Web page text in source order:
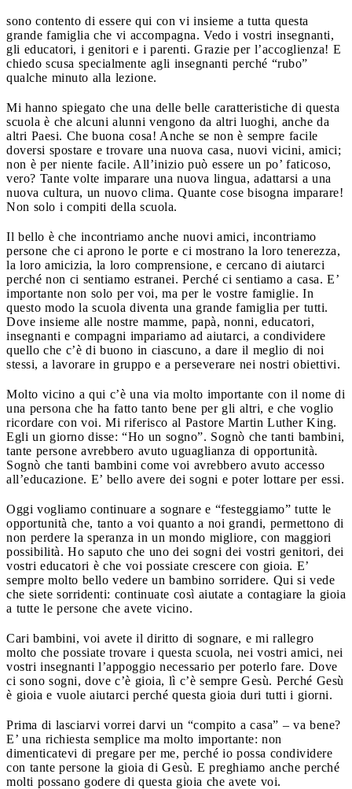
sono contento di essere qui con vi insieme a tutta questa
grande famiglia che vi accompagna. Vedo i vostri insegnanti,
gli educatori, i genitori e i parenti. Grazie per l’accoglienza! E
chiedo scusa specialmente agli insegnanti perché “rubo”
qualche minuto alla lezione.
Mi hanno spiegato che una delle belle caratteristiche di questa
scuola è che alcuni alunni vengono da altri luoghi, anche da
altri Paesi. Che buona cosa! Anche se non è sempre facile
doversi spostare e trovare una nuova casa, nuovi vicini, amici;
non è per niente facile. All’inizio può essere un po’ faticoso,
vero? Tante volte imparare una nuova lingua, adattarsi a una
nuova cultura, un nuovo clima. Quante cose bisogna imparare!
Non solo i compiti della scuola.
Il bello è che incontriamo anche nuovi amici, incontriamo
persone che ci aprono le porte e ci mostrano la loro tenerezza,
la loro amicizia, la loro comprensione, e cercano di aiutarci
perché non ci sentiamo estranei. Perché ci sentiamo a casa. E’
importante non solo per voi, ma per le vostre famiglie. In
questo modo la scuola diventa una grande famiglia per tutti.
Dove insieme alle nostre mamme, papà, nonni, educatori,
insegnanti e compagni impariamo ad aiutarci, a condividere
quello che c’è di buono in ciascuno, a dare il meglio di noi
stessi, a lavorare in gruppo e a perseverare nei nostri obiettivi.
Molto vicino a qui c’è una via molto importante con il nome di
una persona che ha fatto tanto bene per gli altri, e che voglio
ricordare con voi. Mi riferisco al Pastore Martin Luther King.
Egli un giorno disse: “Ho un sogno”. Sognò che tanti bambini,
tante persone avrebbero avuto uguaglianza di opportunità.
Sognò che tanti bambini come voi avrebbero avuto accesso
all’educazione. E’ bello avere dei sogni e poter lottare per essi.
Oggi vogliamo continuare a sognare e “festeggiamo” tutte le
opportunità che, tanto a voi quanto a noi grandi, permettono di
non perdere la speranza in un mondo migliore, con maggiori
possibilità. Ho saputo che uno dei sogni dei vostri genitori, dei
vostri educatori è che voi possiate crescere con gioia. E’
sempre molto bello vedere un bambino sorridere. Qui si vede
che siete sorridenti: continuate così aiutate a contagiare la gioia
a tutte le persone che avete vicino.
Cari bambini, voi avete il diritto di sognare, e mi rallegro
molto che possiate trovare i questa scuola, nei vostri amici, nei
vostri insegnanti l’appoggio necessario per poterlo fare. Dove
ci sono sogni, dove c’è gioia, lì c’è sempre Gesù. Perché Gesù
è gioia e vuole aiutarci perché questa gioia duri tutti i giorni.
Prima di lasciarvi vorrei darvi un “compito a casa” – va bene?
E’ una richiesta semplice ma molto importante: non
dimenticatevi di pregare per me, perché io possa condividere
con tante persone la gioia di Gesù. E preghiamo anche perché
molti possano godere di questa gioia che avete voi.